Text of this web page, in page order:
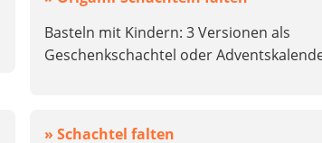
Basteln mit Kindern: 3 Versionen als
Geschenkschachtel oder
» Schachtel falten